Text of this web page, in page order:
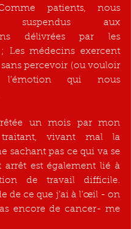
patients, nous
suspendus aux
délivrées par les
Les médecins exercent
percevoir (ou vouloir
l’émotion qui nous
un mois par mon
vivant mal la
sachant pas ce qui va se
arrêt est également lié à
de travail difficile.
de ce que j’ai à l’œil - on
encore de cancer- me